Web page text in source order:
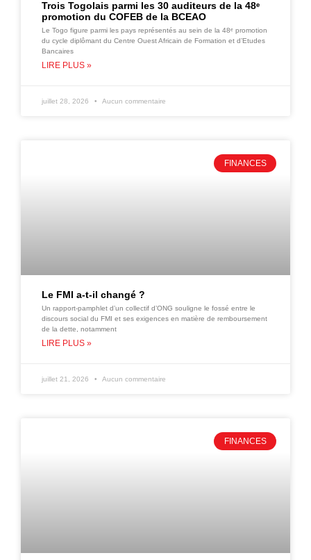
Trois Togolais parmi les 30 auditeurs de la 48ᵉ
promotion du COFEB de la BCEAO
Le Togo figure parmi les pays représentés au sein de la 48ᵉ promotion
du cycle diplômant du Centre Ouest Africain de Formation et d’Etudes
Bancaires
LIRE PLUS »
juillet 28, 2026 Aucun commentaire
FINANCES
Le FMI a-t-il changé ?
Un rapport-pamphlet d’un collectif d’ONG souligne le fossé entre le
discours social du FMI et ses exigences en matière de remboursement
de la dette, notamment
LIRE PLUS »
juillet 21, 2026 Aucun commentaire
FINANCES